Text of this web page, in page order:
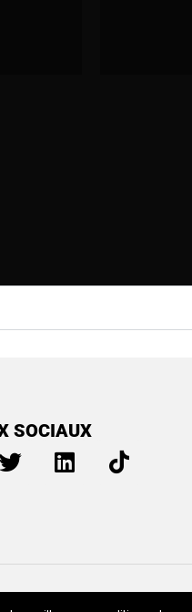
SOCIAUX